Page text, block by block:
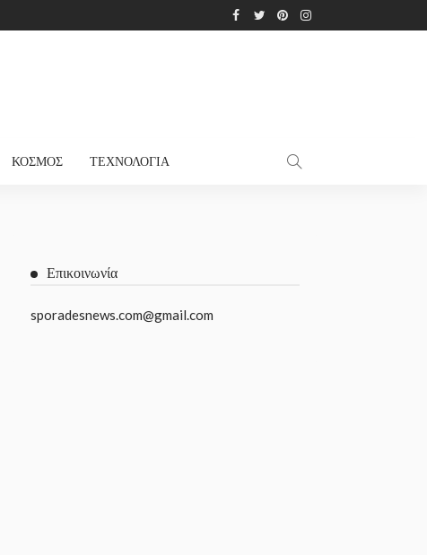
ΚΌΣΜΟΣ ΤΕΧΝΟΛΟΓΊΑ
Επικοινωνία
sporadesnews.com@gmail.com